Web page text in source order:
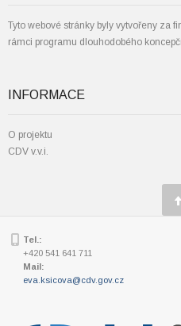
Tyto webové stránky byly vytvořeny za
rámci programu dlouhodobého
INFORMACE
O projektu
CDV v.v.i.
Tel.:
+420 541 641 711
Mail:
eva.ksicova@cdv.gov.cz